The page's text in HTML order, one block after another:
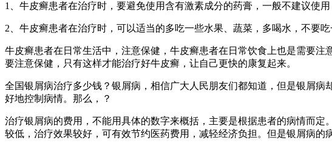
1、牛皮癣患者在治疗时，要避免使用含有激素成分的药膏，一般不建议使
2、牛皮癣患者在治疗时，可以适当的多吃一些水果、蔬菜，多喝水，不要
牛皮癣患者在日常生活中，注意保健，牛皮癣患者在日常饮食上也是需要
要注意保健，只有这样才能治疗好牛皮癣，让自己更快的康复起来。
全国银屑病治疗多少钱？银屑病，相信广大人民朋友们都知道，但是银屑
好地控制病情。那么，？
治疗银屑病的费用，不能用具体的数字来概括，主要是根据患者的病情而
较低，治疗效果较好，可有效节约医药费用，减轻经济负担。但是银屑病的